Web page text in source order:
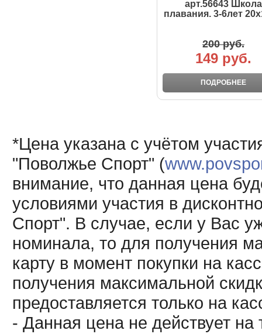
арт.56643 Школа
плавания. 3-6лет
200 руб.
149 руб.
ПОДРОБНЕЕ
*Цена указана с учётом
"Поволжье Спорт" (
внимание, что данная цена
условиями участия в
Спорт". В случае, если у Вас
номинала, то для получения
карту в момент покупки на
получения максимальной
предоставляется только на
- Данная цена не действует